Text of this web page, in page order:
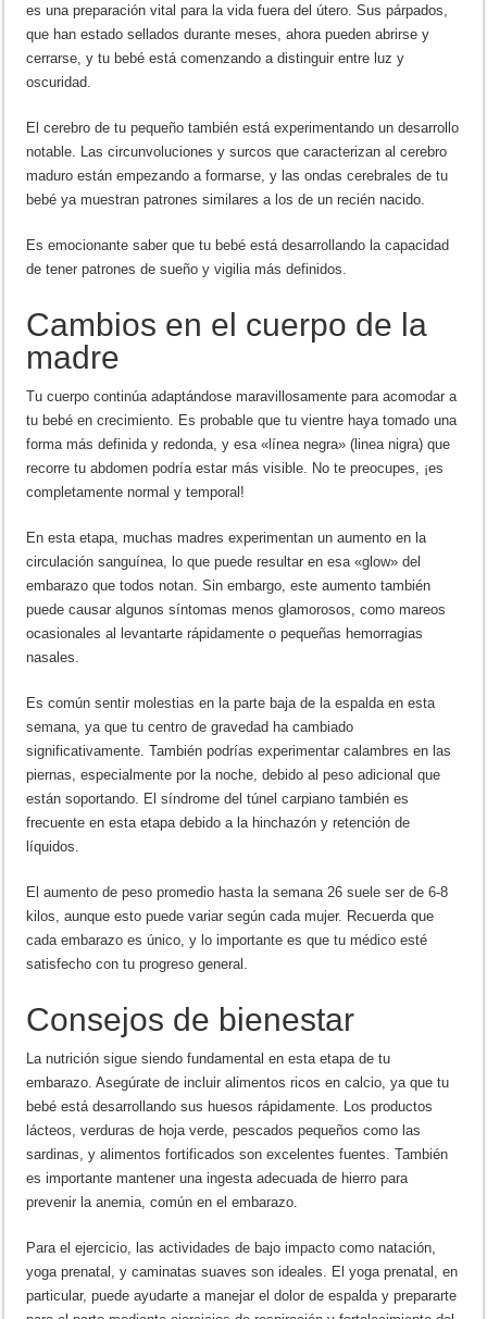
es una preparación vital para la vida fuera del útero. Sus párpados,
que han estado sellados durante meses, ahora pueden abrirse y
cerrarse, y tu bebé está comenzando a distinguir entre luz y
oscuridad.
El cerebro de tu pequeño también está experimentando un desarrollo
notable. Las circunvoluciones y surcos que caracterizan al cerebro
maduro están empezando a formarse, y las ondas cerebrales de tu
bebé ya muestran patrones similares a los de un recién nacido.
Es emocionante saber que tu bebé está desarrollando la capacidad
de tener patrones de sueño y vigilia más definidos.
Cambios en el cuerpo de la
madre
Tu cuerpo continúa adaptándose maravillosamente para acomodar a
tu bebé en crecimiento. Es probable que tu vientre haya tomado una
forma más definida y redonda, y esa «línea negra» (linea nigra) que
recorre tu abdomen podría estar más visible. No te preocupes, ¡es
completamente normal y temporal!
En esta etapa, muchas madres experimentan un aumento en la
circulación sanguínea, lo que puede resultar en esa «glow» del
embarazo que todos notan. Sin embargo, este aumento también
puede causar algunos síntomas menos glamorosos, como mareos
ocasionales al levantarte rápidamente o pequeñas hemorragias
nasales.
Es común sentir molestias en la parte baja de la espalda en esta
semana, ya que tu centro de gravedad ha cambiado
significativamente. También podrías experimentar calambres en las
piernas, especialmente por la noche, debido al peso adicional que
están soportando. El síndrome del túnel carpiano también es
frecuente en esta etapa debido a la hinchazón y retención de
líquidos.
El aumento de peso promedio hasta la semana 26 suele ser de 6-8
kilos, aunque esto puede variar según cada mujer. Recuerda que
cada embarazo es único, y lo importante es que tu médico esté
satisfecho con tu progreso general.
Consejos de bienestar
La nutrición sigue siendo fundamental en esta etapa de tu
embarazo. Asegúrate de incluir alimentos ricos en calcio, ya que tu
bebé está desarrollando sus huesos rápidamente. Los productos
lácteos, verduras de hoja verde, pescados pequeños como las
sardinas, y alimentos fortificados son excelentes fuentes. También
es importante mantener una ingesta adecuada de hierro para
prevenir la anemia, común en el embarazo.
Para el ejercicio, las actividades de bajo impacto como natación,
yoga prenatal, y caminatas suaves son ideales. El yoga prenatal, en
particular, puede ayudarte a manejar el dolor de espalda y prepararte